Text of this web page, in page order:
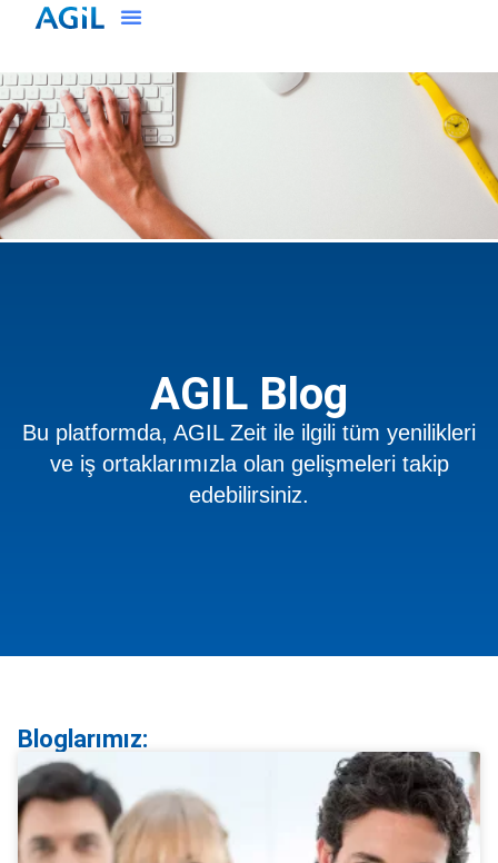
AGIL Blog
Bu platformda, AGIL Zeit ile ilgili tüm yenilikleri
ve iş ortaklarımızla olan gelişmeleri takip
edebilirsiniz.
Bloglarımız: